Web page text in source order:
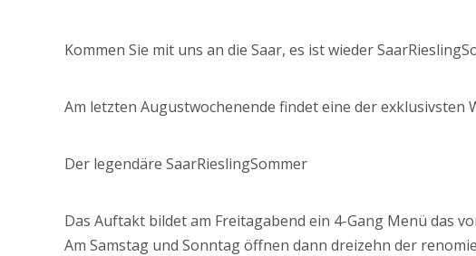
Kommen Sie mit uns an die Saar, es ist wieder
Am letzten Augustwochenende findet eine der exklusivsten
Der legendäre SaarRieslingSommer
Das Auftakt bildet am Freitagabend ein 4-Gang Menü das
Am Samstag und Sonntag öffnen dann dreizehn der